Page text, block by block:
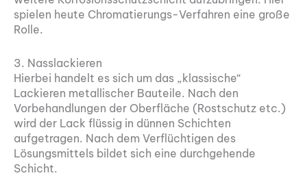
spielen heute Chromatierungs-Verfahren eine große
Rolle.
3. Nasslackieren
Hierbei handelt es sich um das „klassische“
Lackieren metallischer Bauteile. Nach den
Vorbehandlungen der Oberfläche (Rostschutz etc.)
wird der Lack flüssig in dünnen Schichten
aufgetragen. Nach dem Verflüchtigen des
Lösungsmittels bildet sich eine durchgehende
Schicht.